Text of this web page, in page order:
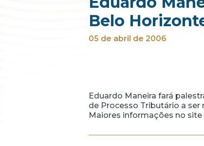
Belo
05 de abril de 2006
Eduardo Maneira fará
de Processo Tributário a ser
Maiores informações no